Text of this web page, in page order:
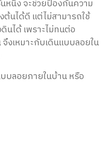
นึ่ง จะช่วยป้องกันความ
ต้นได้ดี แต่ไม่สามารถใช้
ได้ เพราะไม่ทนต่อ
งเหมาะกับเดินแบบลอยใน
บลอยภายในบ้าน หรือ